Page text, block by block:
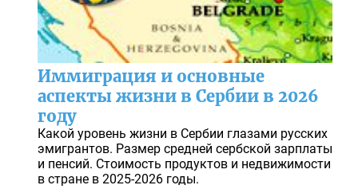
Иммиграция и основные
аспекты жизни в Сербии в 2026
году
Какой уровень жизни в Сербии глазами русских
эмигрантов. Размер средней сербской зарплаты
и пенсий. Стоимость продуктов и недвижимости
в стране в 2025-2026 годы.